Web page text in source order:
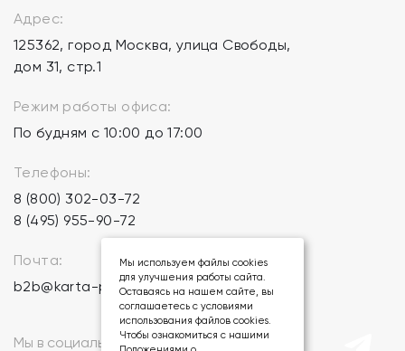
Адрес:
125362, город Москва, улица Свободы,
дом 31, стр.1
Режим работы офиса:
По будням с 10:00 до 17:00
Телефоны:
8 (800) 302-03-72
8 (495) 955-90-72
Почта:
b2b@karta-podarkov.ru
Мы в социальных сетях:
Мы используем файлы cookies
для улучшения работы сайта.
Оставаясь на нашем сайте, вы
соглашаетесь с условиями
использования файлов cookies.
Чтобы ознакомиться с нашими